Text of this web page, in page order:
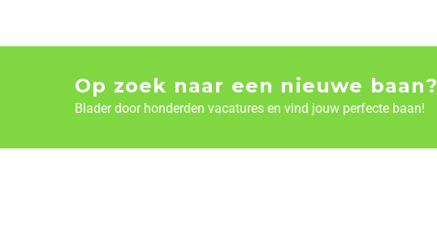
Op zoek naar een nieuwe baan?
Blader door honderden vacatures en vind jouw perfecte baan!